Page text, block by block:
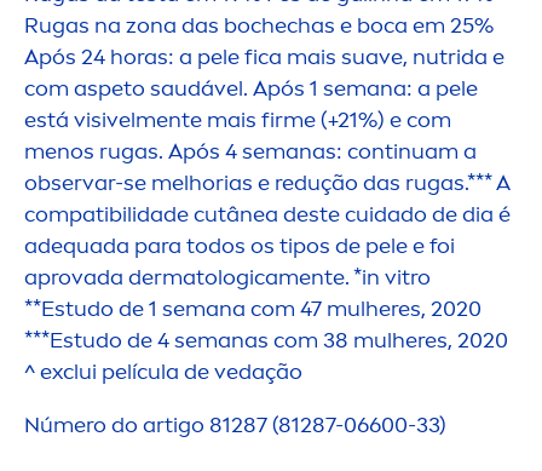
Rugas na zona das bochechas e boca em 25%
Após 24 horas: a pele fica mais suave, nutrida e
com aspeto saudável. Após 1 semana: a pele
está visivelmente mais firme (+21%) e com
menos rugas. Após 4 semanas: continuam a
observar-se melhorias e redução das rugas.*** A
compatibilidade cutânea deste cuidado de dia é
adequada para todos os tipos de pele e foi
aprovada dermatologicamente. *in vitro
**Estudo de 1 semana com 47 mulheres, 2020
***Estudo de 4 semanas com 38 mulheres, 2020
^ exclui película de vedação
Número do artigo 81287 (81287-06600-33)